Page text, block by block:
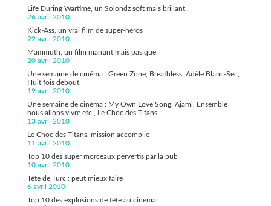
Life During Wartime, un Solondz soft mais brillant
26 avril 2010
Kick-Ass, un vrai film de super-héros
22 avril 2010
Mammuth, un film marrant mais pas que
20 avril 2010
Une semaine de cinéma : Green Zone, Breathless, Adèle Blanc-Sec,
Huit fois debout
19 avril 2010
Une semaine de cinéma : My Own Love Song, Ajami, Ensemble
nous allons vivre etc., Le Choc des Titans
13 avril 2010
Le Choc des Titans, mission accomplie
11 avril 2010
Top 10 des super morceaux pervertis par la pub
10 avril 2010
Tête de Turc : peut mieux faire
6 avril 2010
Top 10 des explosions de tête au cinéma